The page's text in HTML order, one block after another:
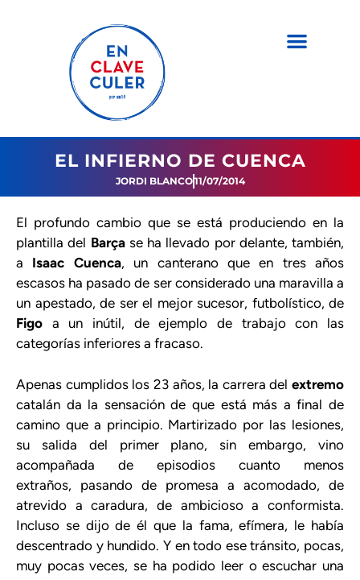
EL INFIERNO DE CUENCA
JORDI BLANCO11/07/2014
El profundo cambio que se está produciendo en la
plantilla del Barçase ha llevado por delante, también,
a Isaac Cuenca, un canterano que en tres años
escasos ha pasado de ser considerado una maravilla a
un apestado, de ser el mejor sucesor, futbolístico, de
Figo a un inútil, de ejemplo de trabajo con las
categorías inferiores a fracaso.
Apenas cumplidos los 23 años, la carrera del extremo
catalán da la sensación de que está más a final de
camino que a principio. Martirizado por las lesiones,
su salida del primer plano, sin embargo, vino
acompañada de episodios cuanto menos
extraños, pasando de promesa a acomodado, de
atrevido a caradura, de ambicioso a conformista.
Incluso se dijo de él que la fama, efímera, le había
descentrado y hundido. Y en todo ese tránsito, pocas,
muy pocas veces, se ha podido leer o escuchar una